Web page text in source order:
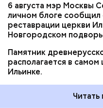
6 августа мэр Москвы
личном блоге
реставрации церкви
Новгородском
Памятник
располагается в
Ильинке.